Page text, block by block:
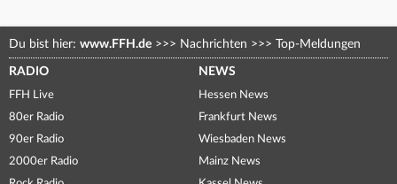
Du bist hier: www.FFH.de >>> Nachrichten >>> Top-Meldungen
RADIO
FFH Live
80er Radio
90er Radio
2000er Radio
NEWS
Hessen News
Frankfurt News
Wiesbaden News
Mainz News